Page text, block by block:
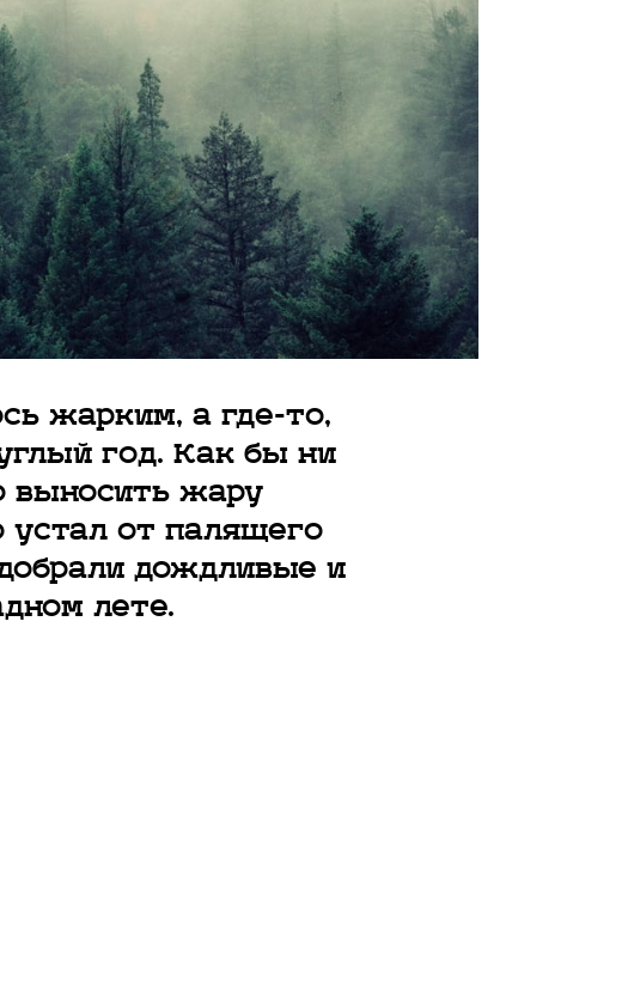
жарким, а где-то,
год. Как бы ни
выносить жару
устал от палящего
дождливые и
лете.